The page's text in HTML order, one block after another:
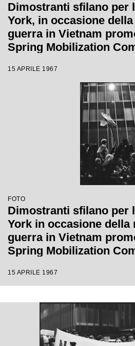
Dimostranti sfilano per
York, in occasione
guerra in Vietnam
Spring Mobilization
15 APRILE 1967
FOTO
Dimostranti sfilano per
York in occasione
guerra in Vietnam
Spring Mobilization
15 APRILE 1967